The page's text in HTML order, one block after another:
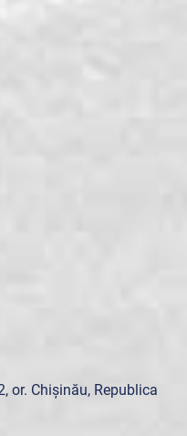
or. Chișinău, Republica